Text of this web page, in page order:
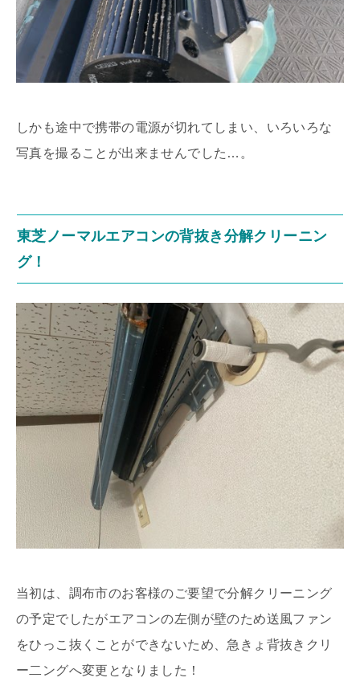
しかも途中で携帯の電源が切れてしまい、いろいろな
写真を撮ることが出来ませんでした…。
東芝ノーマルエアコンの背抜き分解クリーニン
グ！
当初は、調布市のお客様のご要望で分解クリーニング
の予定でしたがエアコンの左側が壁のため送風ファン
をひっこ抜くことができないため、急きょ背抜きクリ
ー二ングへ変更となりました！